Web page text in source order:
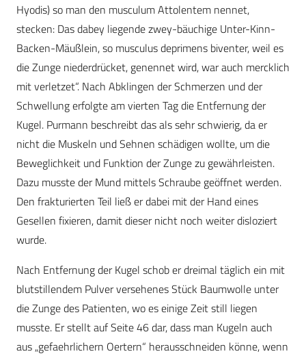
Hyodis) so man den musculum Attolentem nennet,
stecken: Das dabey liegende zwey-bäuchige Unter-Kinn-
Backen-Mäußlein, so musculus deprimens biventer, weil es
die Zunge niederdrücket, genennet wird, war auch mercklich
mit verletzet“. Nach Abklingen der Schmerzen und der
Schwellung erfolgte am vierten Tag die Entfernung der
Kugel. Purmann beschreibt das als sehr schwierig, da er
nicht die Muskeln und Sehnen schädigen wollte, um die
Beweglichkeit und Funktion der Zunge zu gewährleisten.
Dazu musste der Mund mittels Schraube geöffnet werden.
Den frakturierten Teil ließ er dabei mit der Hand eines
Gesellen fixieren, damit dieser nicht noch weiter disloziert
wurde.
Nach Entfernung der Kugel schob er dreimal täglich ein mit
blutstillendem Pulver versehenes Stück Baumwolle unter
die Zunge des Patienten, wo es einige Zeit still liegen
musste. Er stellt auf Seite 46 dar, dass man Kugeln auch
aus „gefaehrlichern Oertern“ herausschneiden könne, wenn